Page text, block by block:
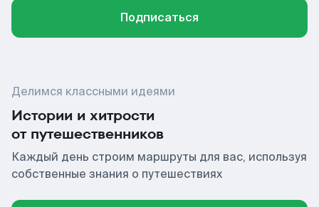
Подписаться
Делимся классными идеями
Истории и хитрости
от путешественников
Каждый день строим маршруты для вас, используя
собственные знания о путешествиях